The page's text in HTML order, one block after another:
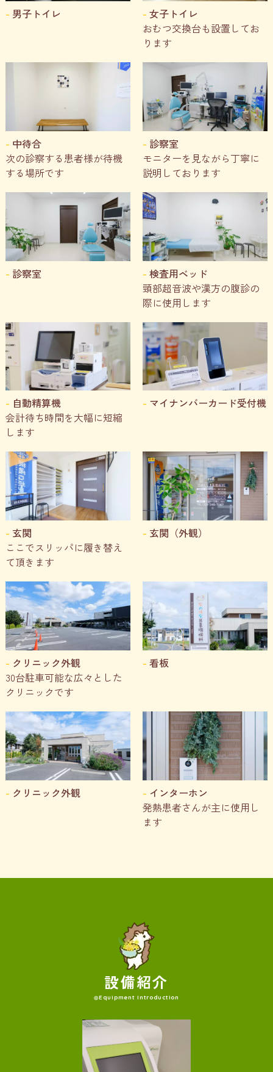
男子トイレ
女子トイレ
おむつ交換台も設置してお
ります
中待合
次の診察する患者様が待機
する場所です
診察室
モニターを見ながら丁寧に
説明しております
診察室
検査用ベッド
頸部超音波や漢方の腹診の
際に使用します
自動精算機
会計待ち時間を大幅に短縮
します
マイナンバーカード受付機
玄関
ここでスリッパに履き替え
て頂きます
玄関（外観）
クリニック外観
30台駐車可能な広々とした
クリニックです
看板
クリニック外観
インターホン
発熱患者さんが主に使用し
ます
設備紹介
Equipment Introduction